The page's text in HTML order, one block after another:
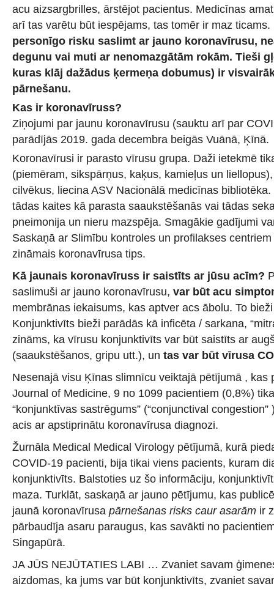
acu aizsargbrilles, ārstējot pacientus. Medicīnas
arī tas varētu būt iespējams, tas tomēr ir maz ticams.
personīgo risku saslimt ar jauno koronavīrusu,
degunu vai muti ar nenomazgātām rokām. Tieši
kuras klāj dažādus ķermeņa dobumus) ir
pārnešanu.
Kas ir koronavīruss?
Ziņojumi par jaunu koronavīrusu (sauktu arī par
parādījās 2019. gada decembra beigās Vuānā, Ķīnā.
Koronavīrusi ir parasto vīrusu grupa. Daži ietekmē
(piemēram, sikspārņus, kaķus, kamieļus un
cilvēkus, liecina ASV Nacionālā medicīnas
tādas kaites kā parasta saaukstēšanās vai tādas
pneimonija un nieru mazspēja. Smagākie gadījumi
Saskaņā ar Slimību kontroles un profilakses
zināmais koronavīrusa tips.
Kā jaunais koronavīruss ir saistīts ar jūsu acīm?
saslimuši ar jauno koronavīrusu, var būt acu
membrānas iekaisums, kas aptver acs ābolu. To
Konjunktivīts bieži parādās kā inficēta / sarkana,
zināms, ka vīrusu konjunktivīts var būt saistīts ar
(saaukstēšanos, gripu utt.), un tas var būt vīrusa
Nesenajā visu Ķīnas slimnīcu veiktajā pētījumā , kas
Journal of Medicine, 9 no 1099 pacientiem (0,8%)
“konjunktīvas sastrēgums” (“conjunctival
acis ar apstiprinātu koronavīrusa diagnozi.
Žurnāla Medical Medical Virology pētījumā, kurā
COVID-19 pacienti, bija tikai viens pacients, kuram
konjunktivīts. Balstoties uz šo informāciju,
maza. Turklāt, saskaņā ar jauno pētījumu, kas
jaunā koronavīrusa pārnešanas risks caur asarām ir
pārbaudīja asaru paraugus, kas savākti no
Singapūrā.
JA JŪS NEJŪTATIES LABI … Zvaniet savam
aizdomas, ka jums var būt konjunktivīts, zvaniet